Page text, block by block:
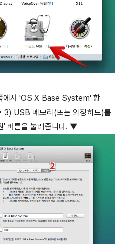
에서 'OS X Base System' 항
USB 메모리(또는 외장하드)를
' 버튼을 눌러줍니다. ▼